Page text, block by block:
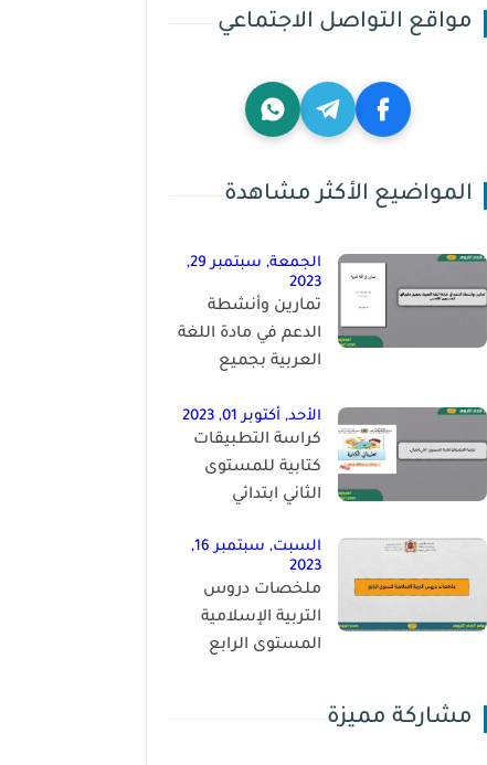
مواقع التواصل الاجتماعي
المواضيع الأكثر مشاهدة
الجمعة, سبتمبر 29,
2023
تمارين وأنشطة
الدعم في مادة اللغة
العربية بجميع
الخامس
الأحد, أكتوبر 01, 2023
كراسة التطبيقات
كتابية للمستوى
الثاني ابتدائي
السبت, سبتمبر 16,
2023
ملخصات دروس
التربية الإسلامية
المستوى الرابع
مشاركة مميزة